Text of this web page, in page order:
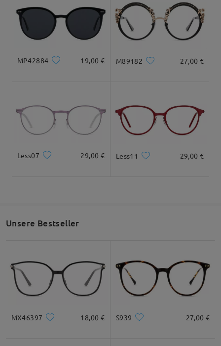
Geliefert
MP42884 19,00 € M89182 27,00 €
Less07 29,00 € Less11 29,00 €
Unsere Bestseller
MX46397 18,00 € S939 27,00 €